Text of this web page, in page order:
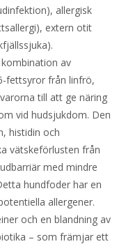
allergisk
extern otit
av
fettsyror från linfrö,
till att ge näring
vid hudsjukdom. Den
histidin och
vätskeförlusten från
med mindre
hundfoder har en
allergener.
och en blandning av
– som främjar ett